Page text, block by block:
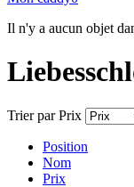
Il n'y a aucun objet
Trier par Prix
Position
Nom
Prix